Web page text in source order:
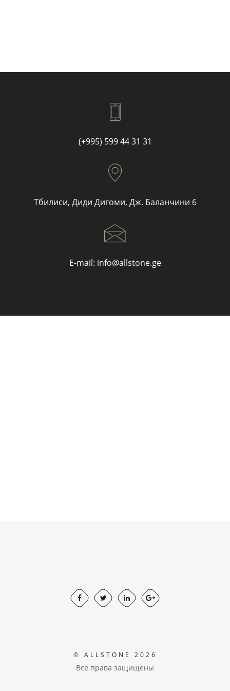
(+995) 599 44 31 31
Тбилиси, Диди Дигоми, Дж. Баланчини 6
E-mail: info@allstone.ge
© ALLSTONE 2026
Все права защищены